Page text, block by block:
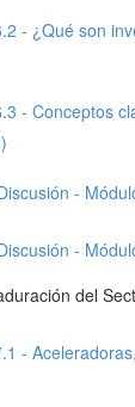
- ¿Qué son
- Conceptos
-
-
del
-